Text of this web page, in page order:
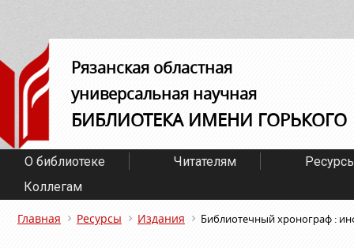
Рязанская областная
универсальная научная
БИБЛИОТЕКА ИМЕНИ ГОРЬКОГО
О библиотеке Читателям
Коллегам
Главная Ресурсы Издания Библиотечный хронограф :